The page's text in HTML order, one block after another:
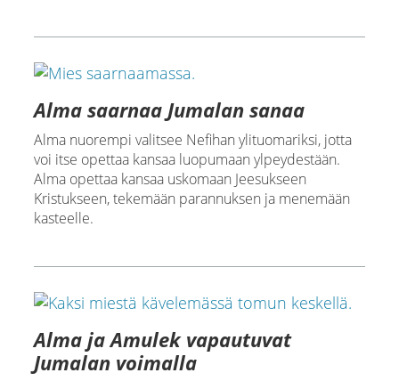
Alma saarnaa Jumalan sanaa
Alma nuorempi valitsee Nefihan ylituomariksi, jotta
voi itse opettaa kansaa luopumaan ylpeydestään.
Alma opettaa kansaa uskomaan Jeesukseen
Kristukseen, tekemään parannuksen ja menemään
kasteelle.
Alma ja Amulek vapautuvat
Jumalan voimalla